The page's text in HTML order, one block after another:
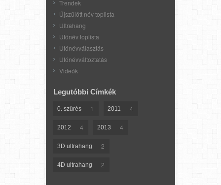
Trendek
Újszülött név toplista
Ultrahang
Utónév toplista
Utónévválasztás
Utónévváltoztatás
Videók
Legutóbbi Címkék
0. szűrés 1 2011 4
2012 4 2013 4
3D ultrahang 2
4D ultrahang 2